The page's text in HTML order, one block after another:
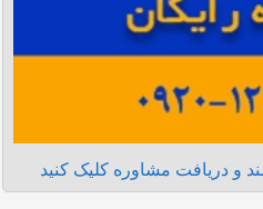
و دریافت مشاوره کلیک کنید